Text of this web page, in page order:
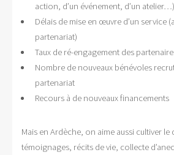
action, d’un événement, d’un atelier…)
Délais de mise en œuvre d’un service
partenariat)
Taux de ré-engagement des
Nombre de nouveaux bénévoles
partenariat
Recours à de nouveaux financements
Mais en Ardèche, on aime aussi cultiver le
témoignages, récits de vie, collecte